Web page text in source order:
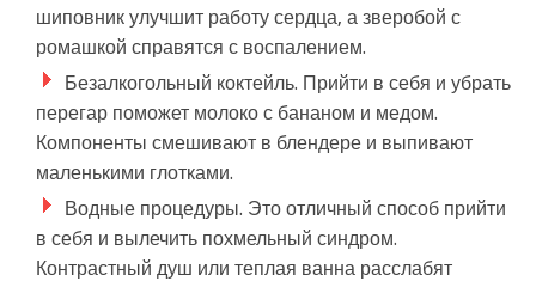
шиповник улучшит работу сердца, а зверобой с
ромашкой справятся с воспалением.
Безалкогольный коктейль. Прийти в себя и убрать
перегар поможет молоко с бананом и медом.
Компоненты смешивают в блендере и выпивают
маленькими глотками.
Водные процедуры. Это отличный способ прийти
в себя и вылечить похмельный синдром.
Контрастный душ или теплая ванна расслабят